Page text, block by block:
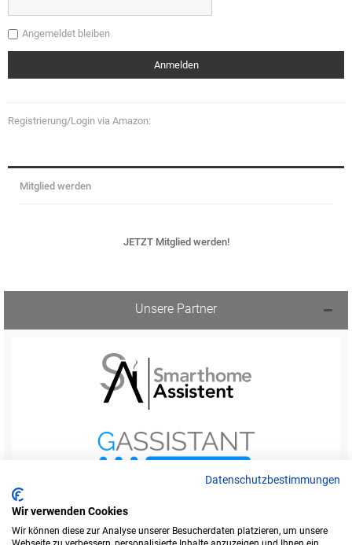
Angemeldet bleiben
Registrierung/Login via Amazon:
Mitglied werden
JETZT Mitglied werden!
Unsere Partner
Datenschutzbestimmungen
Wir verwenden Cookies
Wir können diese zur Analyse unserer Besucherdaten platzieren, um unsere